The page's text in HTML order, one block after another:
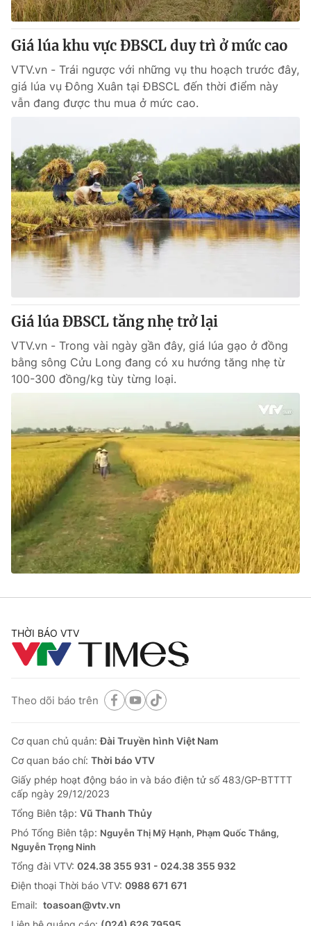
Sản phẩm
Thị trường
Tư vấn
Lịch phát sóng
Chuyên mục khác
Emagazine Podcast
Photo Infographic
Video Shorts video
VTV Money VTV Thể thao
VTV Sức khoẻ
Thị trường 24h Tấm lòng Việt
VTV4 Vươn mình bằng AI
VTV9 VTV8
Liên hệ tòa soạn English
THỜI BÁO VTV
Theo dõi báo trên
Cơ quan báo chí:
Giấy phép hoạt động báo in và báo điện tử số 483/GP-BTTTT
cấp ngày 29/12/2023
Phó Tổng Biên tập: Nguyễn Thị Mỹ Hạnh, Phạm Quốc Thắng,
Tổng đài VTV:024.38 355 931 - 024.38 355 932
Ðiện thoại Thời báo VTV:024.66 897 897
Email:toasoan@vtv.vn
Liên hệ quảng cáo:024-7300.7108
Giá lúa khu vực ĐBSCL duy trì ở mức cao
VTV.vn - Trái ngược với những vụ thu hoạch trước đây,
giá lúa vụ Đông Xuân tại ĐBSCL đến thời điểm này
vẫn đang được thu mua ở mức cao.
Giá lúa ĐBSCL tăng nhẹ trở lại
VTV.vn - Trong vài ngày gần đây, giá lúa gạo ở đồng
bằng sông Cửu Long đang có xu hướng tăng nhẹ từ
100-300 đồng/kg tùy từng loại.
THỜI BÁO VTV
Theo dõi báo trên
Cơ quan chủ quản:Đài Truyền hình Việt Nam
Cơ quan báo chí: Thời báo VTV
Giấy phép hoạt động báo in và báo điện tử số 483/GP-BTTTT
cấp ngày 29/12/2023
Tổng Biên tập: Vũ Thanh Thủy
Phó Tổng Biên tập: Nguyễn Thị Mỹ Hạnh, Phạm Quốc Thắng,
Nguyễn Trọng Ninh
Tổng đài VTV: 024.38 355 931 - 024.38 355 932
Ðiện thoại Thời báo VTV: 0988 671 671
Email: toasoan@vtv.vn